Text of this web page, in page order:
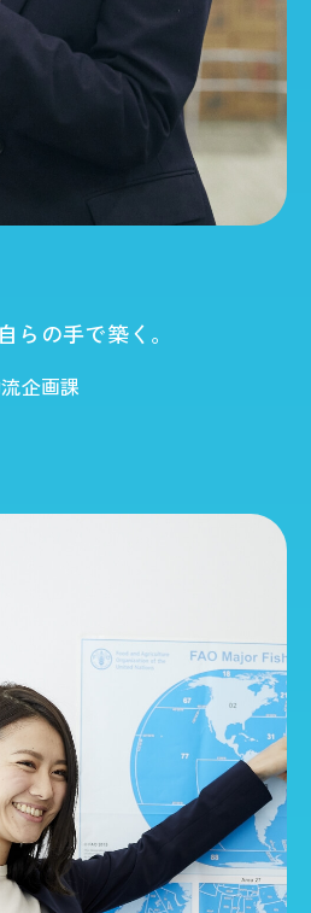
らの手で築く。
企画課